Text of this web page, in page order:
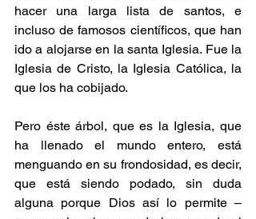
hacer una larga lista de santos, e
incluso de famosos científicos, que han
ido a alojarse en la santa Iglesia. Fue la
Iglesia de Cristo, la Iglesia Católica, la
que los ha cobijado.
Pero éste árbol, que es la Iglesia, que
ha llenado el mundo entero, está
menguando en su frondosidad, es decir,
que está siendo podado, sin duda
alguna porque Dios así lo permite –